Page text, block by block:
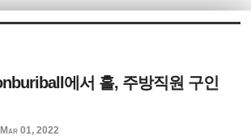
에서 홀, 주방직원 구인
Mar 01, 2022
스케치북5